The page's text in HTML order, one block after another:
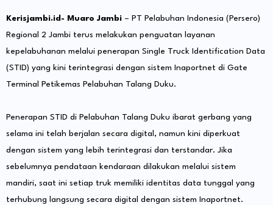
Kerisjambi.id- Muaro Jambi – PT Pelabuhan Indonesia (Persero)
Regional 2 Jambi terus melakukan penguatan layanan
kepelabuhanan melalui penerapan Single Truck Identification Data
(STID) yang kini terintegrasi dengan sistem Inaportnet di Gate
Terminal Petikemas Pelabuhan Talang Duku.
Penerapan STID di Pelabuhan Talang Duku ibarat gerbang yang
selama ini telah berjalan secara digital, namun kini diperkuat
dengan sistem yang lebih terintegrasi dan terstandar. Jika
sebelumnya pendataan kendaraan dilakukan melalui sistem
mandiri, saat ini setiap truk memiliki identitas data tunggal yang
terhubung langsung secara digital dengan sistem Inaportnet.